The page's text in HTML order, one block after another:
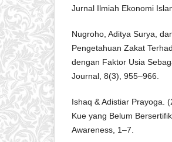
Jurnal Ilmiah Ekonomi
Nugroho, Aditya Surya,
Pengetahuan Zakat
dengan Faktor Usia
Journal, 8(3), 955–966.
Ishaq & Adistiar Prayoga.
Kue yang Belum
Awareness, 1–7.